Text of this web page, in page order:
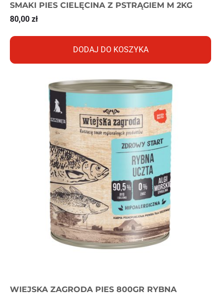
SMAKI PIES CIELĘCINA Z PSTRĄGIEM M 2KG
80,00 zł
DODAJ DO KOSZYKA
WIEJSKA ZAGRODA PIES 800GR RYBNA